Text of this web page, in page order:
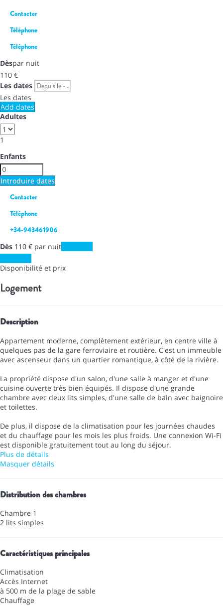
Contacter
Téléphone
Téléphone
Dèspar nuit
110 €
Les dates
Les dates
Add dates
Adultes
1
Enfants
Introduire dates
Contacter
Téléphone
+34-943461906
Dès 110 € par nuit
Disponibilité et prix
Logement
Description
Appartement moderne, complètement extérieur, en centre ville à
quelques pas de la gare ferroviaire et routière. C'est un immeuble
avec ascenseur dans un quartier romantique, à côté de la rivière.
La propriété dispose d'un salon, d'une salle à manger et d'une
cuisine ouverte très bien équipés. Il dispose d'une grande
chambre avec deux lits simples, d'une salle de bain avec baignoire
et toilettes.
De plus, il dispose de la climatisation pour les journées chaudes
et du chauffage pour les mois les plus froids. Une connexion Wi-Fi
est disponible gratuitement tout au long du séjour.
Plus de détails
Masquer détails
Distribution des chambres
Chambre 1
2 lits simples
Caractéristiques principales
Climatisation
Accès Internet
à 500 m de la plage de sable
Chauffage